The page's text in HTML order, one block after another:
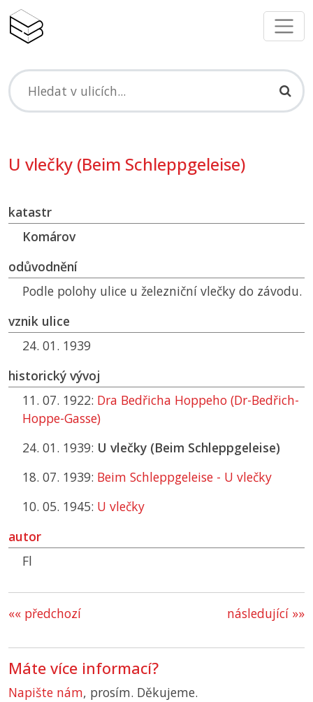
U vlečky (Beim Schleppgeleise)
katastr
Komárov
odůvodnění
Podle polohy ulice u železniční vlečky do závodu.
vznik ulice
24. 01. 1939
historický vývoj
11. 07. 1922: Dra Bedřicha Hoppeho (Dr-Bedřich-
Hoppe-Gasse)
24. 01. 1939: U vlečky (Beim Schleppgeleise)
18. 07. 1939: Beim Schleppgeleise - U vlečky
10. 05. 1945: U vlečky
autor
Fl
«« předchozí následující »»
Máte více informací?
Napište nám, prosím. Děkujeme.